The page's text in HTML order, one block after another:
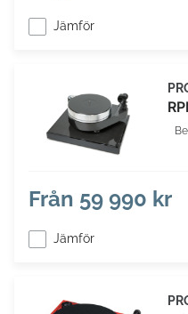
Jämför
Från 59 990 kr
Jämför